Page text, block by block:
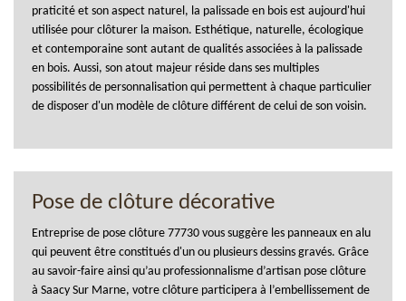
praticité et son aspect naturel, la palissade en bois est aujourd'hui
utilisée pour clôturer la maison. Esthétique, naturelle, écologique
et contemporaine sont autant de qualités associées à la palissade
en bois. Aussi, son atout majeur réside dans ses multiples
possibilités de personnalisation qui permettent à chaque particulier
de disposer d'un modèle de clôture différent de celui de son voisin.
Pose de clôture décorative
Entreprise de pose clôture 77730 vous suggère les panneaux en alu
qui peuvent être constitués d'un ou plusieurs dessins gravés. Grâce
au savoir-faire ainsi qu’au professionnalisme d’artisan pose clôture
à Saacy Sur Marne, votre clôture participera à l’embellissement de